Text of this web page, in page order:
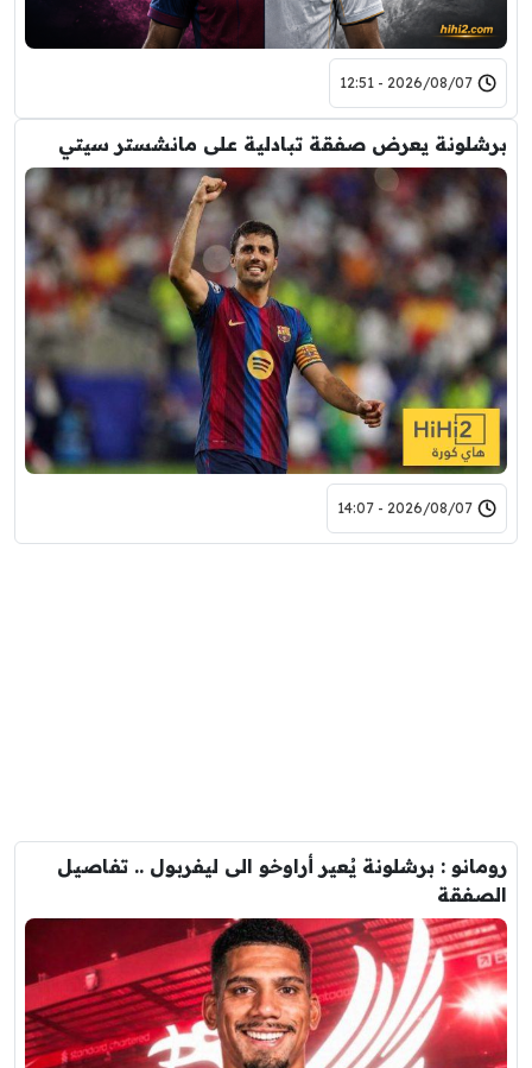
2026/08/07 - 12:51
برشلونة يعرض صفقة تبادلية على مانشستر سيتي
2026/08/07 - 14:07
رومانو : برشلونة يُعير أراوخو الى ليفربول .. تفاصيل
الصفقة